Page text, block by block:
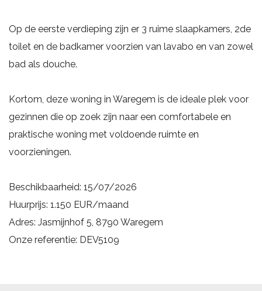
Op de eerste verdieping zijn er 3 ruime slaapkamers, 2de
toilet en de badkamer voorzien van lavabo en van zowel
bad als douche.
Kortom, deze woning in Waregem is de ideale plek voor
gezinnen die op zoek zijn naar een comfortabele en
praktische woning met voldoende ruimte en
voorzieningen.
Beschikbaarheid: 15/07/2026
Huurprijs: 1.150 EUR/maand
Adres: Jasmijnhof 5, 8790 Waregem
Onze referentie: DEV5109